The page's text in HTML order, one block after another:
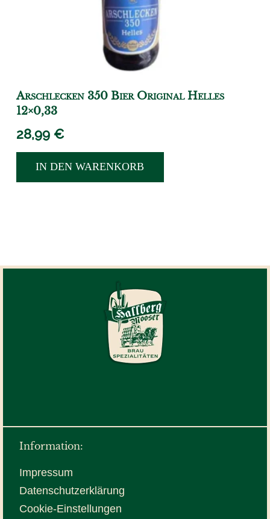
Arschlecken 350 Bier Original Helles
12×0,33
28,99 €
IN DEN WARENKORB
Information:
Impressum
Datenschutzerklärung
Cookie-Einstellungen